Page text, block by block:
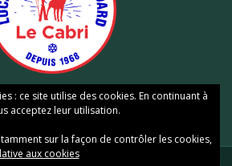
: ce site utilise des cookies. En continuant à
acceptez leur utilisation.
sur la façon de contrôler les cookies,
aux cookies